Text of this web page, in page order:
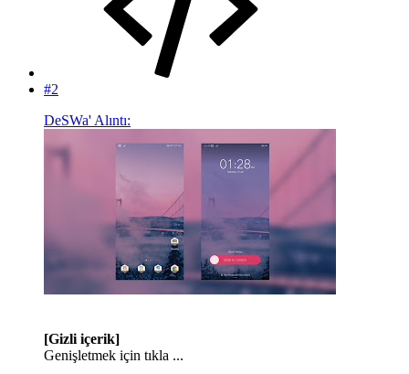
#2
DeSWa' Alıntı:
[Gizli içerik]
Genişletmek için tıkla ...